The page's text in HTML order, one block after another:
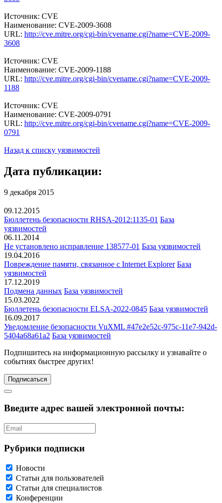
Источник: CVE
Наименование: CVE-2009-3608
URL: http://cve.mitre.org/cgi-bin/cvename.cgi?name=CVE-2009-
3608
Источник: CVE
Наименование: CVE-2009-1188
URL: http://cve.mitre.org/cgi-bin/cvename.cgi?name=CVE-2009-
1188
Источник: CVE
Наименование: CVE-2009-0791
URL: http://cve.mitre.org/cgi-bin/cvename.cgi?name=CVE-2009-
0791
Назад к списку уязвимостей
Дата публикации:
9 декабря 2015
09.12.2015
Бюллетень безопасности RHSA-2012:1135-01 База
уязвимостей
06.11.2014
Не установлено исправление 138577-01 База уязвимостей
19.04.2016
Повреждение памяти, связанное с Internet Explorer База
уязвимостей
17.12.2019
Подмена данных База уязвимостей
15.03.2022
Бюллетень безопасности ELSA-2022-0845 База уязвимостей
16.09.2017
Уведомление безопасности VuXML #47e2e52c-975c-11e7-942d-
5404a68a61a2 База уязвимостей
Подпишитесь на информационную рассылку и узнавайте о
событиях быстрее других!
Подписаться
Введите адрес вашей электронной почты:
Рубрики подписки
Новости
Статьи для пользователей
Статьи для специалистов
Конференции